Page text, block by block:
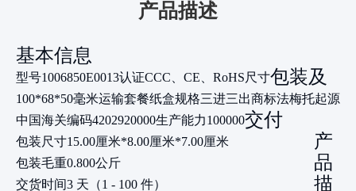
产品描述
基本信息
型号1006850E0013认证CCC、CE、RoHS尺寸
100*68*50毫米运输套餐纸盒规格三进三出商标法梅托起源
中国海关编码4202920000生产能力100000
包装及
交付
包装尺寸15.00厘米*8.00厘米*7.00厘米
包装毛重0.800公斤
交货时间3 天（1 - 100 件）
产
品
描